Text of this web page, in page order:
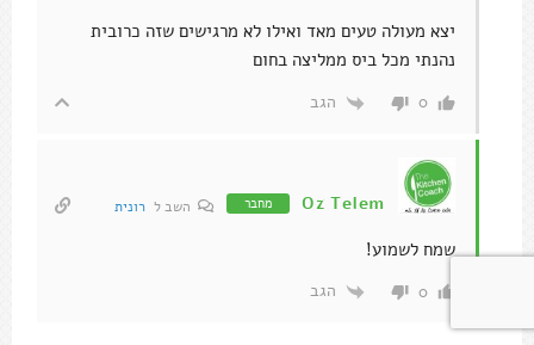
יצא מעולה טעים מאד ואילו לא מרגישים שזה כרובית
נהנתי מכל ביס ממליצה בחום
0 הגב
Oz Telem מחבר השב ל רונית
שמח לשמוע!
0 הגב